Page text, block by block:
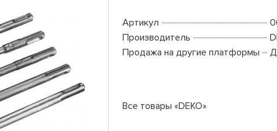
Артикул
Производитель
Продажа на другие платформы
Все товары «DEKO»